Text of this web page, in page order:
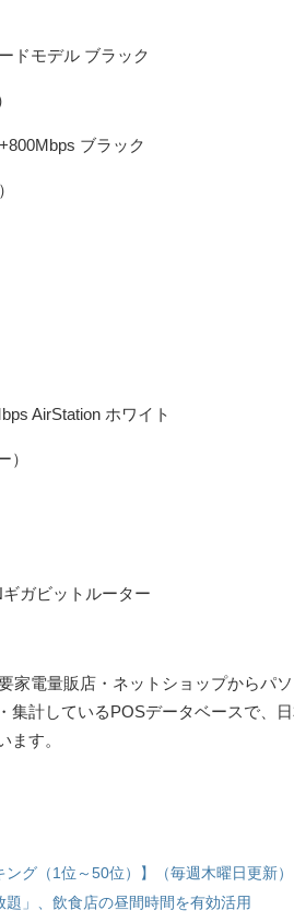
ドモデル ブラック
ブラック
AirStation ホワイト
）
ガビットルーター
家電量販店・ネットショップからパ
集計しているPOSデータベースで、
ます。
グ（1位～50位）】（毎週木曜日更新）
」、飲食店の昼間時間を有効活用